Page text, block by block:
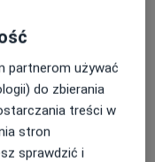
cm większy niż w
pacjent czuje się
znacząco
partnerom używać
do zbierania
treści w
stron
sprawdzić i